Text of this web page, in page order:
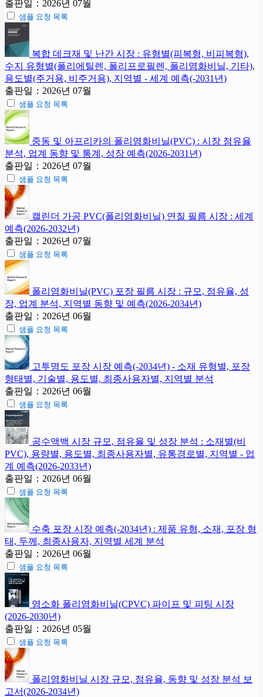
출판일：2026년 07월
샘플 요청 목록
복합 데크재 및 난간 시장 : 유형별(피복형, 비피복형),
수지 유형별(폴리에틸렌, 폴리프로필렌, 폴리염화비닐, 기타),
용도별(주거용, 비주거용), 지역별 - 세계 예측(-2031년)
출판일：2026년 07월
샘플 요청 목록
중동 및 아프리카의 폴리염화비닐(PVC) : 시장 점유율
분석, 업계 동향 및 통계, 성장 예측(2026-2031년)
출판일：2026년 07월
샘플 요청 목록
캘린더 가공 PVC(폴리염화비닐) 연질 필름 시장 : 세계
예측(2026-2032년)
출판일：2026년 07월
샘플 요청 목록
폴리염화비닐(PVC) 포장 필름 시장 : 규모, 점유율, 성
장, 업계 분석, 지역별 동향 및 예측(2026-2034년)
출판일：2026년 06월
샘플 요청 목록
고투명도 포장 시장 예측(-2034년) - 소재 유형별, 포장
형태별, 기술별, 용도별, 최종사용자별, 지역별 분석
출판일：2026년 06월
샘플 요청 목록
공수액백 시장 규모, 점유율 및 성장 분석 : 소재별(비
PVC), 용량별, 용도별, 최종사용자별, 유통경로별, 지역별 - 업
계 예측(2026-2033년)
출판일：2026년 06월
샘플 요청 목록
수축 포장 시장 예측(-2034년) : 제품 유형, 소재, 포장 형
태, 두께, 최종사용자, 지역별 세계 분석
출판일：2026년 06월
샘플 요청 목록
염소화 폴리염화비닐(CPVC) 파이프 및 피팅 시장
(2026-2030년)
출판일：2026년 05월
샘플 요청 목록
폴리염화비닐 시장 규모, 점유율, 동향 및 성장 분석 보
고서(2026-2034년)